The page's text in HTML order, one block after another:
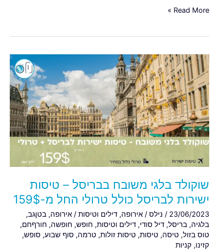
Read More »
שוקולד בלגי משובח בבריסל – טיסות
ישירות לבריסל כולל טרולי החל מ-159$
23/06/2023
/ נילס / אירופה, דילים וטיסות / אירופה, בטןגב,
בלגיה, בריסל, דיל סודי, דילים וטיסות, חופש, חופשה, חורףחם,
טוס בזול, טיסה, טיסות, טיסות זולות, טרמה, סוף שבוע, סופש,
קזינו, קניות
שוקולד
בלגי
משובח
בבריסל
–
טיסות
ישירות
לבריסל
טרולי
מ-159$